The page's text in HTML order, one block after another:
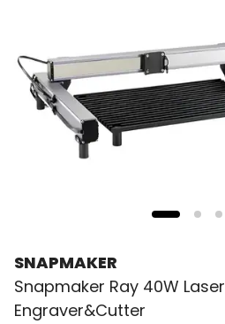
SNAPMAKER
Snapmaker Ray 40W Laser
Engraver&Cutter